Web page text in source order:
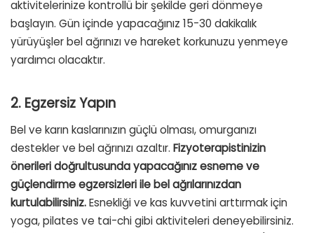
aktivitelerinize kontrollü bir şekilde geri dönmeye
başlayın. Gün içinde yapacağınız 15-30 dakikalık
yürüyüşler bel ağrınızı ve hareket korkunuzu yenmeye
yardımcı olacaktır.
2. Egzersiz Yapın
Bel ve karın kaslarınızın güçlü olması, omurganızı
destekler ve bel ağrınızı azaltır. Fizyoterapistinizin
önerileri doğrultusunda yapacağınız esneme ve
güçlendirme egzersizleri ile bel ağrılarınızdan
kurtulabilirsiniz.Esnekliği ve kas kuvvetini arttırmak için
yoga, pilates ve tai-chi gibi aktiviteleri deneyebilirsiniz.